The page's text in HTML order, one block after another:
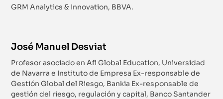
GRM Analytics & Innovation, BBVA.
José Manuel Desviat
Profesor asociado en Afi Global Education, Universidad
de Navarra e Instituto de Empresa Ex-responsable de
Gestión Global del Riesgo, Bankia Ex-responsable de
gestión del riesgo, regulación y capital, Banco Santander